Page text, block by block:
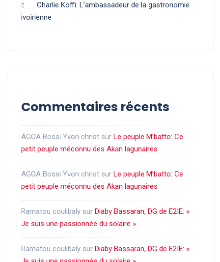
Charlie Koffi: L’ambassadeur de la gastronomie
ivoirienne
Commentaires récents
AGOA Bossi Yvon christ sur Le peuple M’batto: Ce
petit peuple méconnu des Akan lagunaires
AGOA Bossi Yvon christ sur Le peuple M’batto: Ce
petit peuple méconnu des Akan lagunaires
Ramatou coulibaly sur Diaby Bassaran, DG de E2IE: «
Je suis une passionnée du solaire »
Ramatou coulibaly sur Diaby Bassaran, DG de E2IE: «